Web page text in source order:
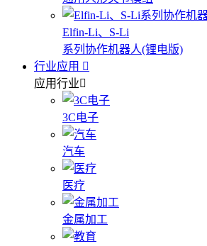
Elfin-Li、S-Li
系列协作机器人(锂电版)
行业应用
应用行业
3C电子
汽车
医疗
金属加工